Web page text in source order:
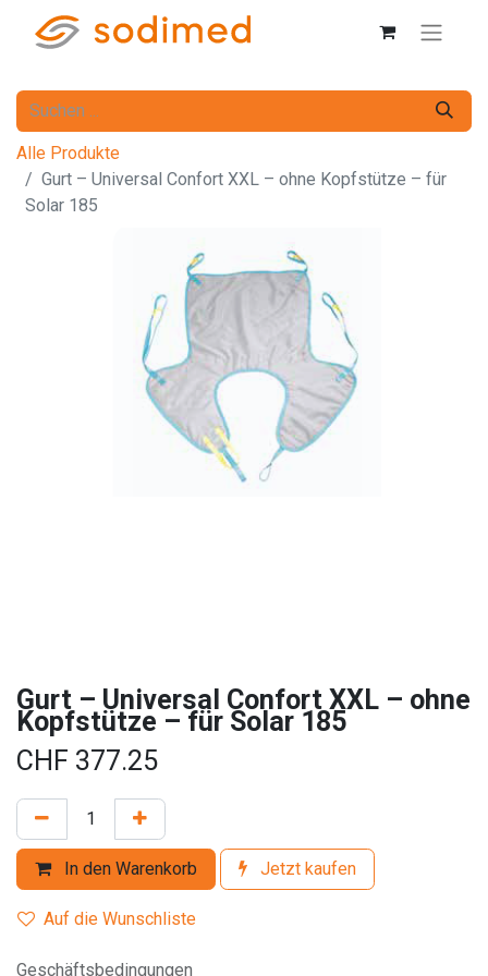
Alle Produkte
Gurt – Universal Confort XXL – ohne Kopfstütze – für
Solar 185
Gurt – Universal Confort XXL – ohne
Kopfstütze – für Solar 185
CHF 377.25
In den Warenkorb Jetzt kaufen
Auf die Wunschliste
Geschäftsbedingungen